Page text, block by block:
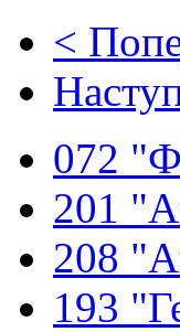
<
072
201
208
193